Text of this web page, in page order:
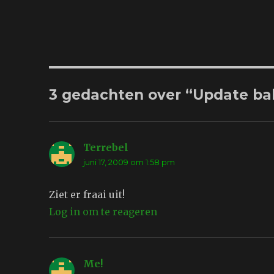
3 gedachten over “Update
Terrebel
juni 17, 2009 om 1:58 pm
Ziet er fraai uit!
Log in om te reageren
Me!